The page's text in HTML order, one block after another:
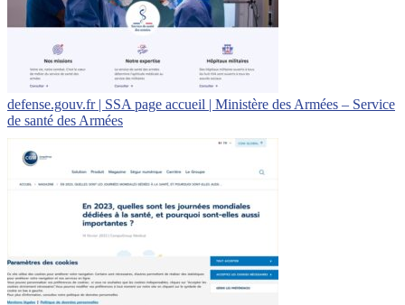
defense.gouv.fr | SSA page accueil | Ministère des Armées – Service
de santé des Armées